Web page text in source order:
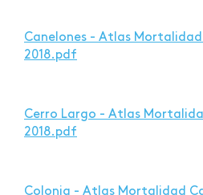
Canelones - Atlas Mortalidad
2018.pdf
Cerro Largo - Atlas
2018.pdf
Colonia - Atlas Mortalidad